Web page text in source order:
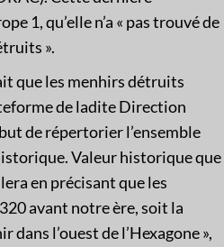
1, qu’elle n’a « pas trouvé de
».
que les menhirs détruits
de ladite Direction
de répertorier l’ensemble
Valeur historique que
en précisant que les
avant notre ère, soit la
l’ouest de l’Hexagone »,